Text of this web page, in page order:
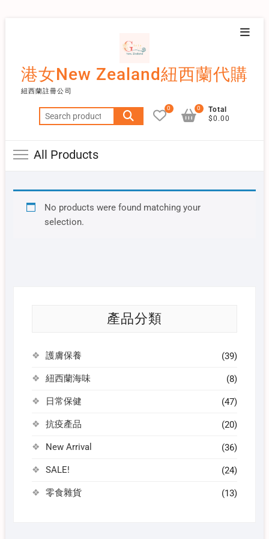
港女New Zealand紐西蘭代購
紐西蘭註冊公司
Search
for:
0
Total
$0.00
0
All Products
No products were found matching your
selection.
產品分類
護膚保養 (39)
紐西蘭海味 (8)
日常保健 (47)
抗疫產品 (20)
New Arrival (36)
SALE! (24)
零食雜貨 (13)